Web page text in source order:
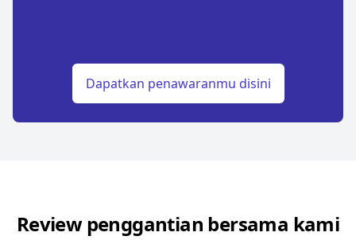
Dapatkan penawaranmu disini
Review penggantian bersama kami